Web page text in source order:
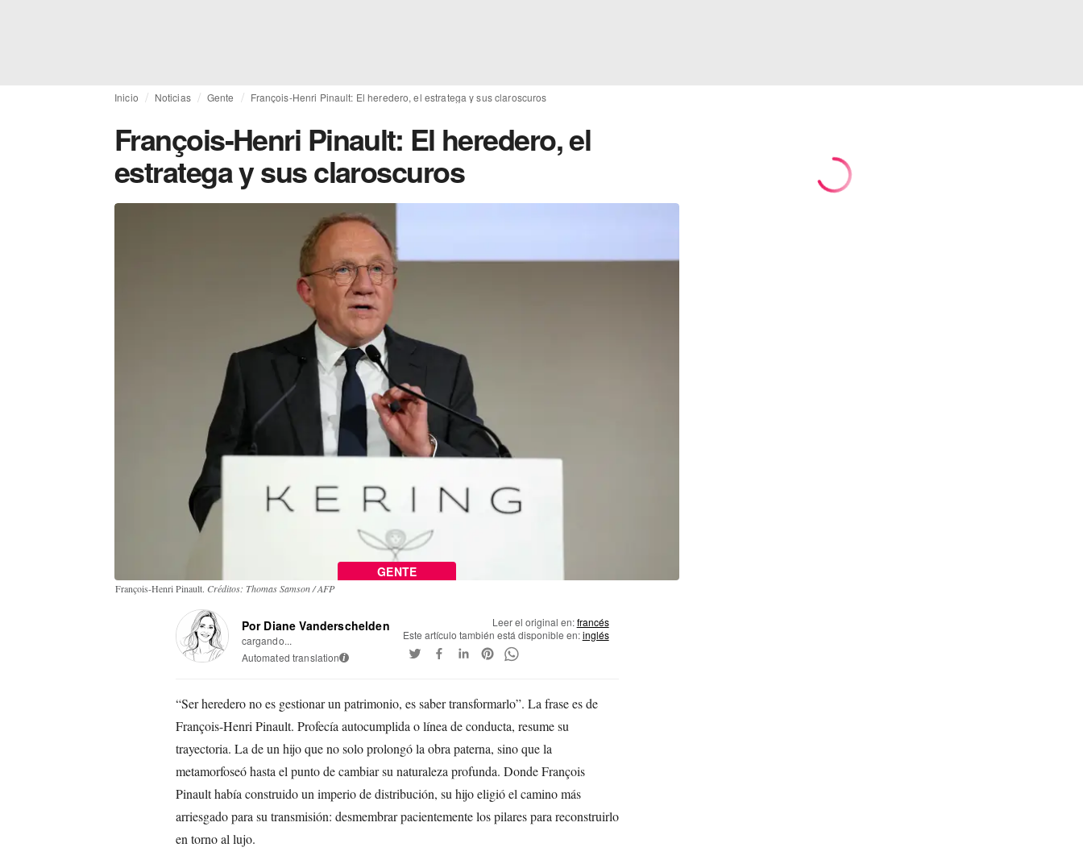
Inicio Noticias Gente François-Henri Pinault: El heredero, el estratega y sus claroscuros
François-Henri Pinault: El heredero, el
estratega y sus claroscuros
GENTE
François-Henri Pinault. Créditos: Thomas Samson / AFP
Por Diane Vanderschelden
cargando...
Automated translation i
Leer el original en:francés
Este artículo también está disponible en:inglés
“Ser heredero no es gestionar un patrimonio, es saber transformarlo”. La frase es de
François-Henri Pinault. Profecía autocumplida o línea de conducta, resume su
trayectoria. La de un hijo que no solo prolongó la obra paterna, sino que la
metamorfoseó hasta el punto de cambiar su naturaleza profunda. Donde François
Pinault había construido un imperio de distribución, su hijo eligió el camino más
arriesgado para su transmisión: desmembrar pacientemente los pilares para reconstruirlo
en torno al lujo.